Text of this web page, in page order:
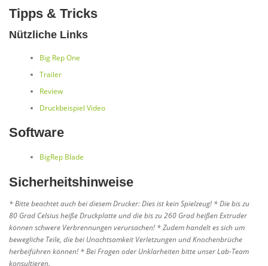
Tipps & Tricks
Nützliche Links
Big Rep One
Trailer
Review
Druckbeispiel Video
Software
BigRep Blade
Sicherheitshinweise
* Bitte beachtet auch bei diesem Drucker: Dies ist kein Spielzeug! * Die bis zu
80 Grad Celsius heiße Druckplatte und die bis zu 260 Grad heißen Extruder
können schwere Verbrennungen verursachen! * Zudem handelt es sich um
bewegliche Teile, die bei Unachtsamkeit Verletzungen und Knochenbrüche
herbeiführen können! * Bei Fragen oder Unklarheiten bitte unser Lab-Team
konsultieren.